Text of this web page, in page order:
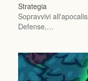
Strategia
Sopravvivi
Defense,…